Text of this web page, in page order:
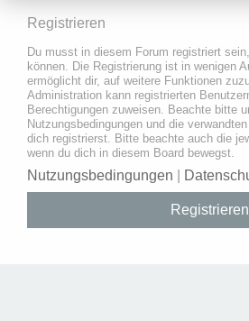
Registrieren
Du musst in diesem Forum registriert
können. Die Registrierung ist in wenigen
ermöglicht dir, auf weitere Funktionen
Administration kann registrierten
Berechtigungen zuweisen. Beachte bitte
Nutzungsbedingungen und die
dich registrierst. Bitte beachte auch die
wenn du dich in diesem Board bewegst.
Nutzungsbedingungen
Registrieren